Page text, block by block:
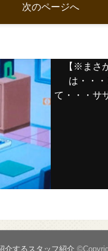
次のページへ
【※まさ
は・・
て・・・サ
介するスタッフ紹介